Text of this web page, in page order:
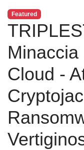
Featured
Cloud -